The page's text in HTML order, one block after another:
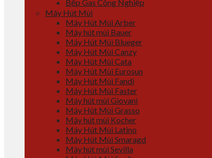
Bếp Gas Công Nghiệp
Máy Hút Mùi
Máy Hút Mùi Arber
Máy hút mùi Bauer
Máy Hút Mùi Blueger
Máy Hút Mùi Canzy
Máy Hút Mùi Cata
Máy Hút Mùi Eurosun
Máy Hút Mùi Fandi
Máy Hút Mùi Faster
Máy hút mùi Giovani
Máy Hút Mùi Grasso
Máy hút mùi Kocher
Máy Hút Mùi Latino
Máy Hút Mùi Smaragd
Máy hút mùi Sevilla